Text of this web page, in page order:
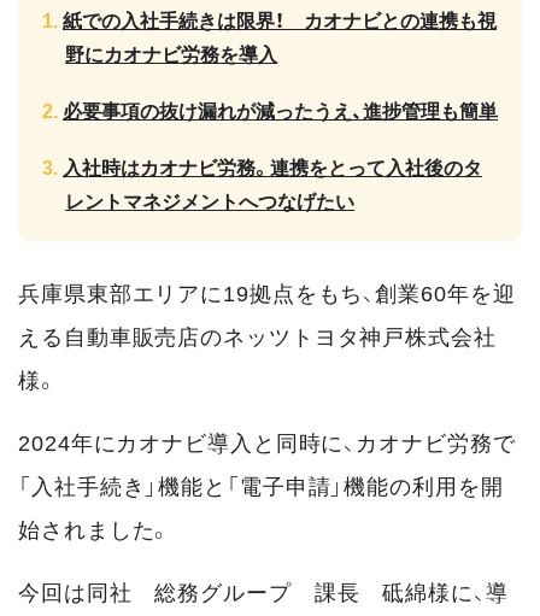
紙での入社手続きは限界！ カオナビとの連携も視
野にカオナビ労務を導入
必要事項の抜け漏れが減ったうえ、進捗管理も簡単
入社時はカオナビ労務。連携をとって入社後のタ
レントマネジメントへつなげたい
兵庫県東部エリアに19拠点をもち、創業60年を迎
える自動車販売店のネッツトヨタ神戸株式会社
様。
2024年にカオナビ導入と同時に、カオナビ労務で
「入社手続き」機能と「電子申請」機能の利用を開
始されました。
今回は同社 総務グループ 課長 砥綿様に、導